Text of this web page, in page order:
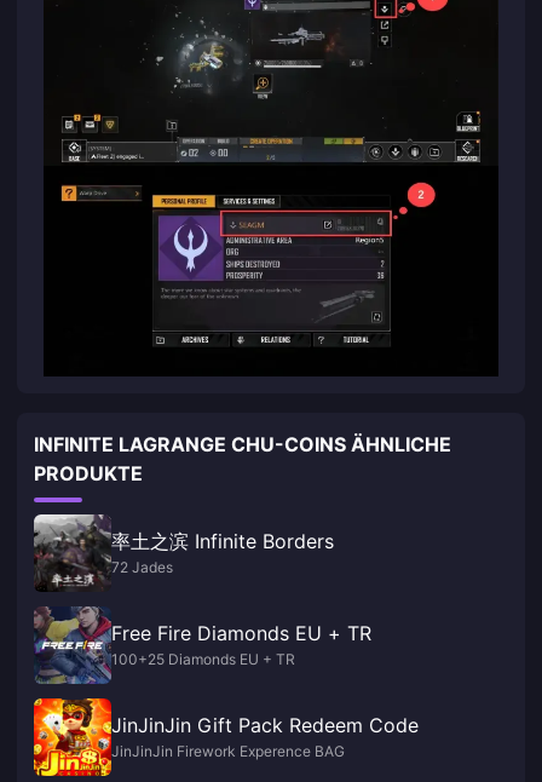
INFINITE LAGRANGE CHU-COINS ÄHNLICHE
PRODUKTE
率土之滨 Infinite Borders
72 Jades
Free Fire Diamonds EU + TR
100+25 Diamonds EU + TR
JinJinJin Gift Pack Redeem Code
JinJinJin Firework Experence BAG